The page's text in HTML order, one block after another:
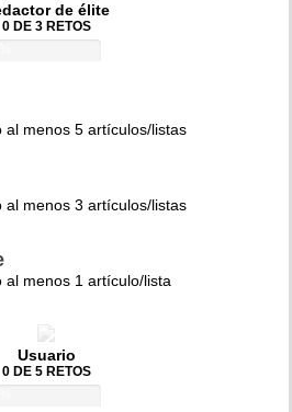
de élite
0 DE 3 RETOS
al menos 5 artículos/listas
al menos 3 artículos/listas
al menos 1 artículo/lista
Usuario
0 DE 5 RETOS